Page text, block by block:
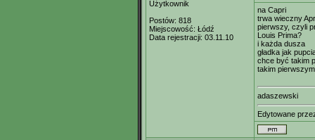
Użytkownik
Postów: 818
Miejscowość: Łódź
Data rejestracji: 03.11.10
na Capri
trwa wieczny
pierwszy, czyli
Louis Prima?
i każda dusza
gładka jak
chce być takim
takim
adaszewski
Edytowane